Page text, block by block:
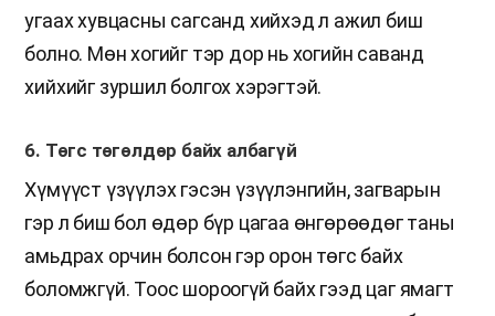
угаах хувцасны сагсанд хийхэд л ажил биш
болно. Мөн хогийг тэр дор нь хогийн саванд
хийхийг зуршил болгох хэрэгтэй.
6. Төгс төгөлдөр байх албагүй
Хүмүүст үзүүлэх гэсэн үзүүлэнгийн, загварын
гэр л биш бол өдөр бүр цагаа өнгөрөөдөг таны
амьдрах орчин болсон гэр орон төгс байх
боломжгүй. Тоос шороогүй байх гээд цаг ямагт